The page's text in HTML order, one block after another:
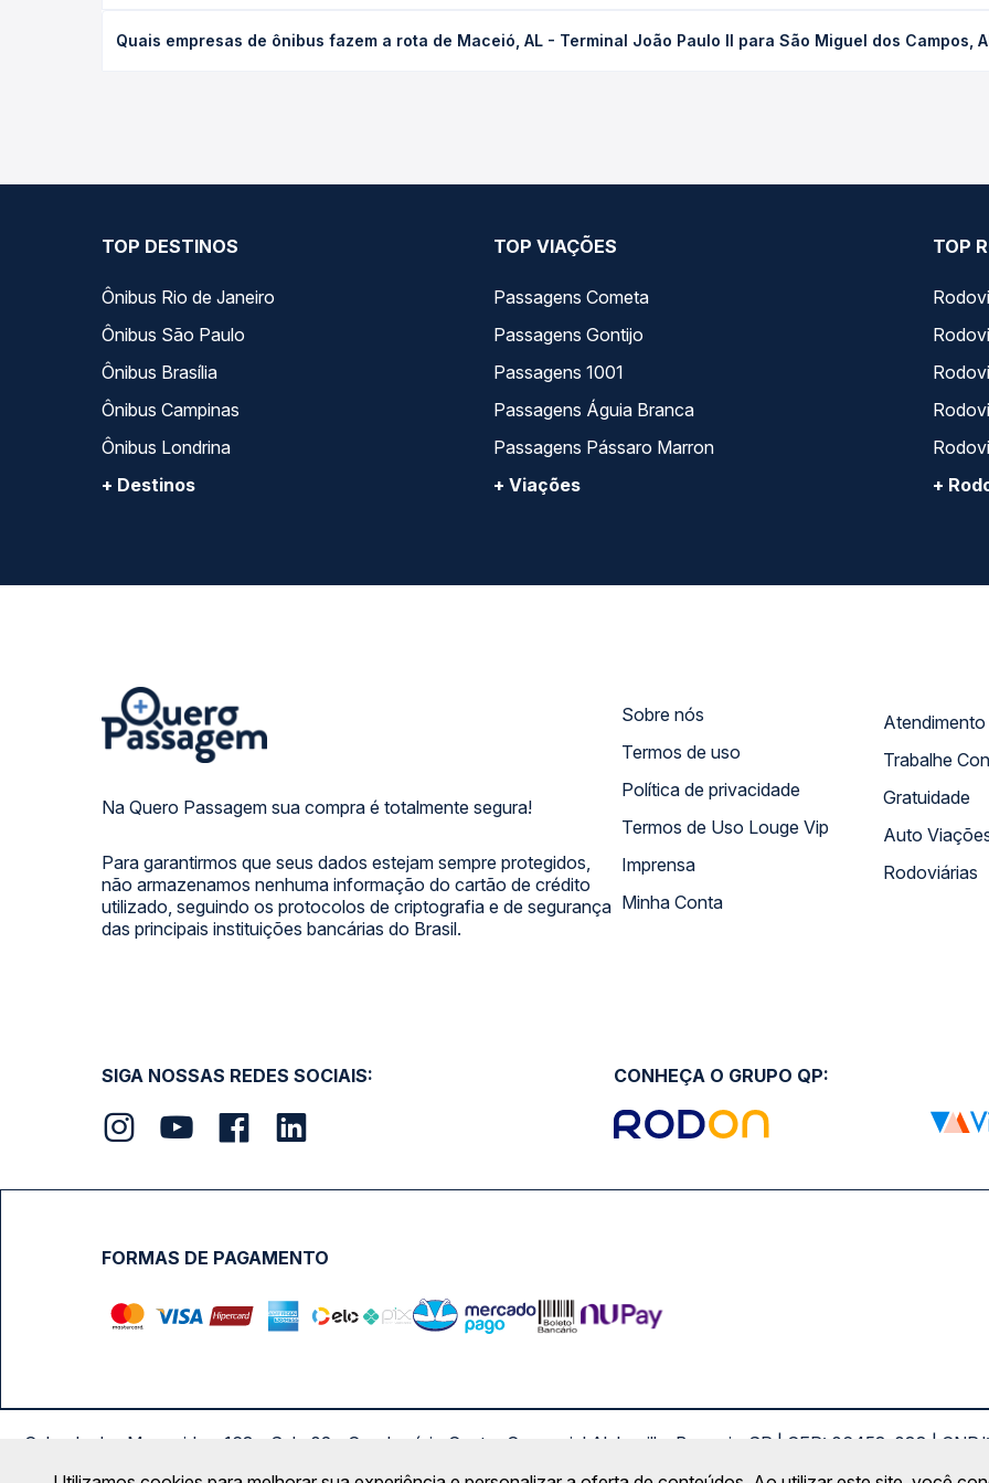
viagem, a empresa, o tipo de poltrona e a antecedência da compra. Na Quero Passagem você compara os preços
Quais empresas de ônibus fazem a rota de Maceió, AL - Terminal João Paulo II para São Miguel dos Campos,
TOP DESTINOS
Ônibus Rio de Janeiro
Ônibus São Paulo
Ônibus Brasília
Ônibus Campinas
Ônibus Londrina
+ Destinos
TOP VIAÇÕES
Passagens Cometa
Passagens Gontijo
Passagens 1001
Passagens Águia Branca
Passagens Pássaro Marron
+ Viações
TOP
+
Na Quero Passagem sua compra é totalmente segura!
Para garantirmos que seus dados estejam sempre protegidos,
não armazenamos nenhuma informação do cartão de crédito
utilizado, seguindo os protocolos de criptografia e de segurança
das principais instituições bancárias do Brasil.
Sobre nós
Termos de uso
Política de privacidade
Termos de Uso Louge Vip
Imprensa
Minha Conta
Trabalhe
Gratuidade
Auto
Rodoviárias
SIGA NOSSAS REDES SOCIAIS: CONHEÇA O GRUPO QP:
FORMAS DE PAGAMENTO
Calçada das Margaridas, 163 - Sala 02 - Condomínio Centro Comercial Alphaville, Barueri - SP | CEP: 06453-038 |
Copyright 2026 © QueroPassagem.com.br